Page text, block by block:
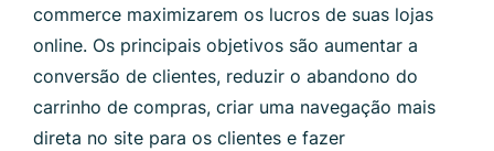
commerce maximizarem os lucros de suas lojas
online. Os principais objetivos são aumentar a
conversão de clientes, reduzir o abandono do
carrinho de compras, criar uma navegação mais
direta no site para os clientes e fazer